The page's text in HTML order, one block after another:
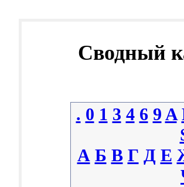
Сводный
. 0 1 3 4 6 9 A
А Б В Г Д Е